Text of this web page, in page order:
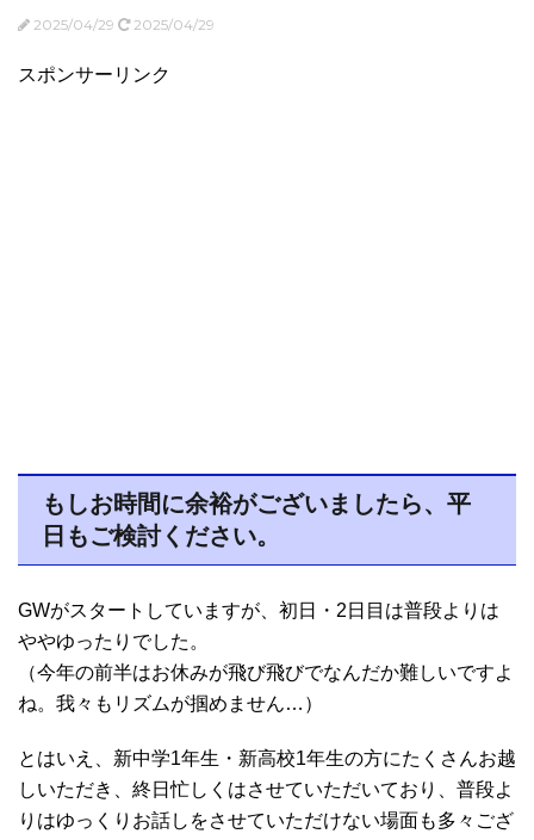
2025/04/29 2025/04/29
スポンサーリンク
もしお時間に余裕がございましたら、平
日もご検討ください。
GWがスタートしていますが、初日・2日目は普段よりは
ややゆったりでした。
（今年の前半はお休みが飛び飛びでなんだか難しいですよ
ね。我々もリズムが掴めません…）
とはいえ、新中学1年生・新高校1年生の方にたくさんお越
しいただき、終日忙しくはさせていただいており、普段よ
りはゆっくりお話しをさせていただけない場面も多々ござ